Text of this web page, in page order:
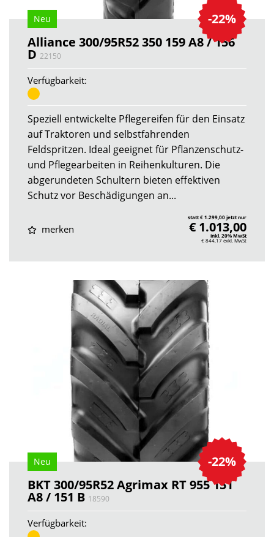
-22%
Neu
Alliance 300/95R52 350 159 A8 / 156
D 22150
Verfügbarkeit:
Speziell entwickelte Pflegereifen für den Einsatz
auf Traktoren und selbstfahrenden
Feldspritzen. Ideal geeignet für Pflanzenschutz-
und Pflegearbeiten in Reihenkulturen. Die
abgerundeten Schultern bieten effektiven
Schutz vor Beschädigungen an...
merken
statt € 1.299,00 jetzt nur
€ 1.013,00
inkl. 20% MwSt
€ 844,17exkl. MwSt
-22%
Neu
BKT 300/95R52 Agrimax RT 955 151
A8 / 151 B 18590
Verfügbarkeit: